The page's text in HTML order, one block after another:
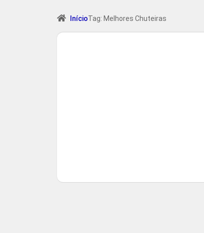
InícioTag: Melhores Chuteiras